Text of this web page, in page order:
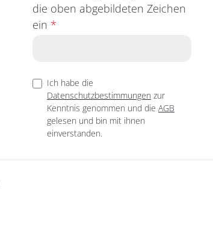
die oben abgebildeten Zeichen
ein *
Ich habe die
Datenschutzbestimmungen zur
Kenntnis genommen und die AGB
gelesen und bin mit ihnen
einverstanden.